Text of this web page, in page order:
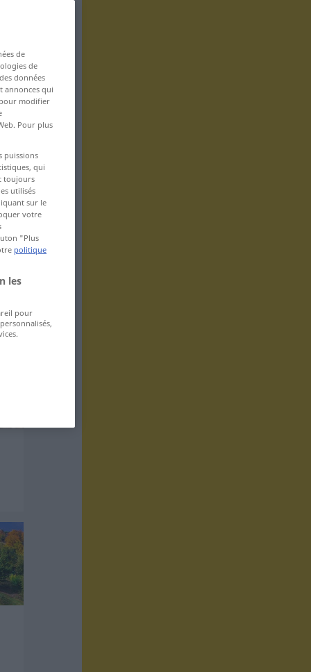
de
de
données
annonces qui
modifier
Pour plus
puissions
qui
toujours
utilisés
sur le
votre
"Plus
politique
les
pour